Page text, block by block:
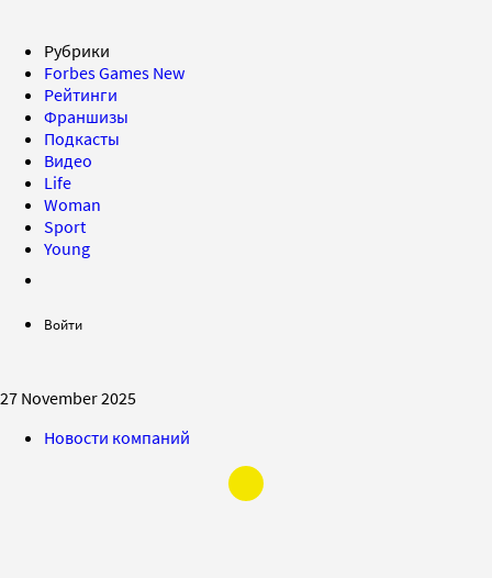
Рубрики
Forbes Games New
Рейтинги
Франшизы
Подкасты
Видео
Life
Woman
Sport
Young
Войти
27 November 2025
Новости компаний